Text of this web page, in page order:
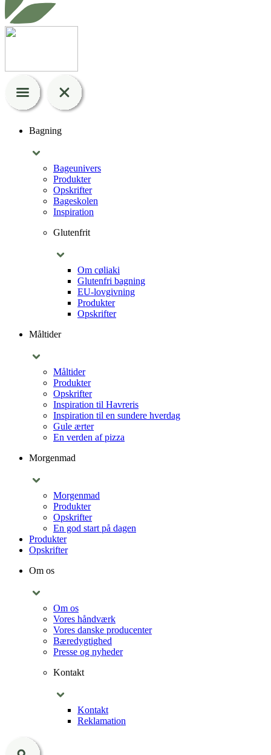
Bagning
Bageunivers
Produkter
Opskrifter
Bageskolen
Inspiration
Glutenfrit
Om cøliaki
Glutenfri bagning
EU-lovgivning
Produkter
Opskrifter
Måltider
Måltider
Produkter
Opskrifter
Inspiration til Havreris
Inspiration til en sundere hverdag
Gule ærter
En verden af pizza
Morgenmad
Morgenmad
Produkter
Opskrifter
En god start på dagen
Produkter
Opskrifter
Om os
Om os
Vores håndværk
Vores danske producenter
Bæredygtighed
Presse og nyheder
Kontakt
Kontakt
Reklamation